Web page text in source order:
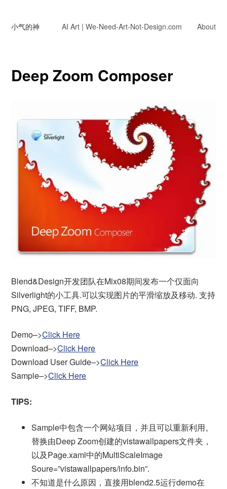
小气的神 AI Art | We-Need-Art-Not-Design.com About
Deep Zoom Composer
Blend&Design开发团队在Mix08期间发布一个仅面向
Silverlight的小工具.可以实现图片的平滑缩放及移动. 支持
PNG, JPEG, TIFF, BMP.
Demo–>Click Here
Download–>Click Here
Download User Guide–>Click Here
Sample–>Click Here
TIPS:
Sample中包含一个网站项目，并且可以重新利用。
替换由Deep Zoom创建的vistawallpapers文件夹，
以及Page.xaml中的MultiScaleImage
Soure=”vistawallpapers/info.bin”.
不知道是什么原因，直接用blend2.5运行demo在